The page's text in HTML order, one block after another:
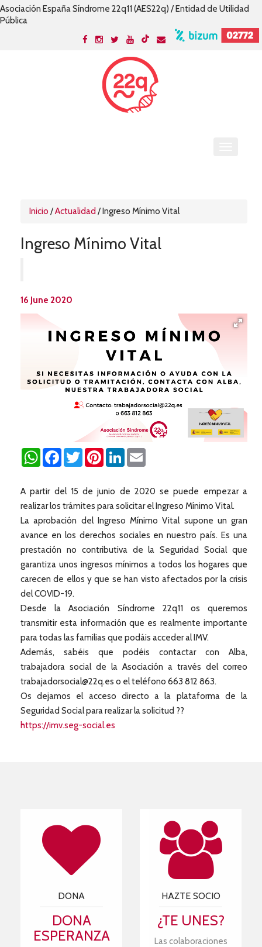
Asociación España Síndrome 22q11 (AES22q) / Entidad de Utilidad
Pública
Inicio /Actualidad /Ingreso Mínimo Vital
Ingreso Mínimo Vital
16 June 2020
WhatsAppFacebookTwitterPinterestLinkedIn
A partir del 15 de junio de 2020 se puede empezar a
realizar los trámites para solicitar el Ingreso Mínimo Vital.
La aprobación del Ingreso Mínimo Vital supone un gran
avance en los derechos sociales en nuestro país. Es una
prestación no contributiva de la Seguridad Social que
garantiza unos ingresos mínimos a todos los hogares que
carecen de ellos y que se han visto afectados por la crisis
del COVID-19.
Desde la Asociación Síndrome 22q11 os queremos
transmitir esta información que es realmente importante
para todas las familias que podáis acceder al IMV.
Además, sabéis que podéis contactar con Alba,
trabajadora social de la Asociación a través del correo
trabajadorsocial@22q.es o el teléfono 663 812 863.
Os dejamos el acceso directo a la plataforma de la
Seguridad Social para realizar la solicitud ??
https://imv.seg-social.es
DONA
DONA
ESPERANZA
HAZTE SOCIO
¿TE UNES?
Las colaboraciones